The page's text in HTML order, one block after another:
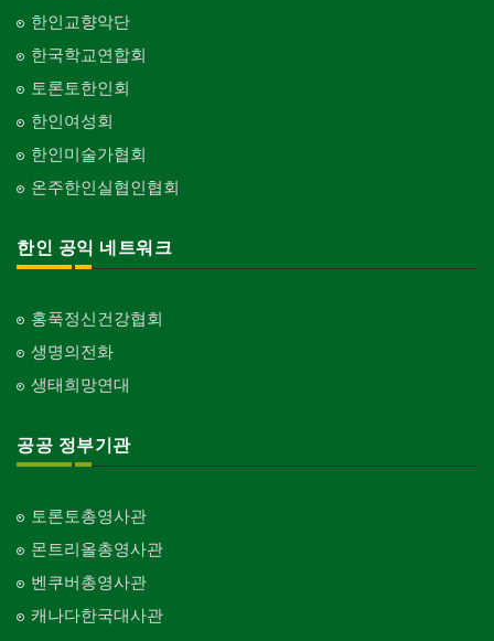
한인교향악단
한국학교연합회
토론토한인회
한인여성회
한인미술가협회
온주한인실협인협회
한인 공익 네트워크
홍푹정신건강협회
생명의전화
생태희망연대
공공 정부기관
토론토총영사관
몬트리올총영사관
벤쿠버총영사관
캐나다한국대사관